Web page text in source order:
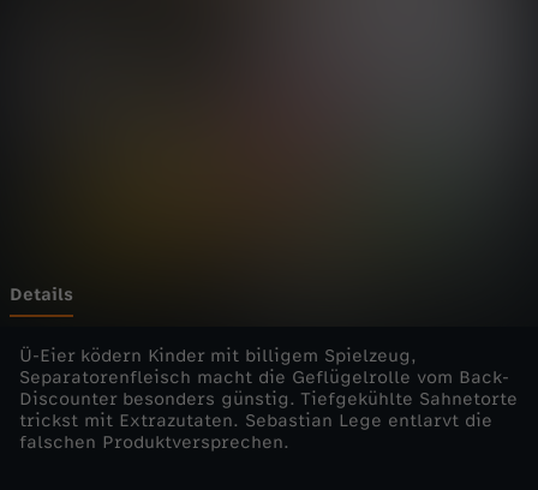
e
n
s
Details
Ü-Eier ködern Kinder mit billigem Spielzeug,
Separatorenfleisch macht die Geflügelrolle vom Back-
Discounter besonders günstig. Tiefgekühlte Sahnetorte
trickst mit Extrazutaten. Sebastian Lege entlarvt die
falschen Produktversprechen.